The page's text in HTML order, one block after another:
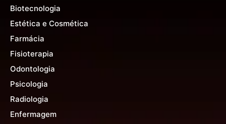
Biotecnologia
Estética e Cosmética
Farmácia
Fisioterapia
Odontologia
Psicologia
Radiologia
Enfermagem